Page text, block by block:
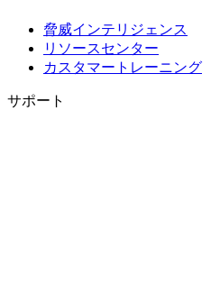
脅威インテリジェンス
リソースセンター
カスタマートレーニング
サポート